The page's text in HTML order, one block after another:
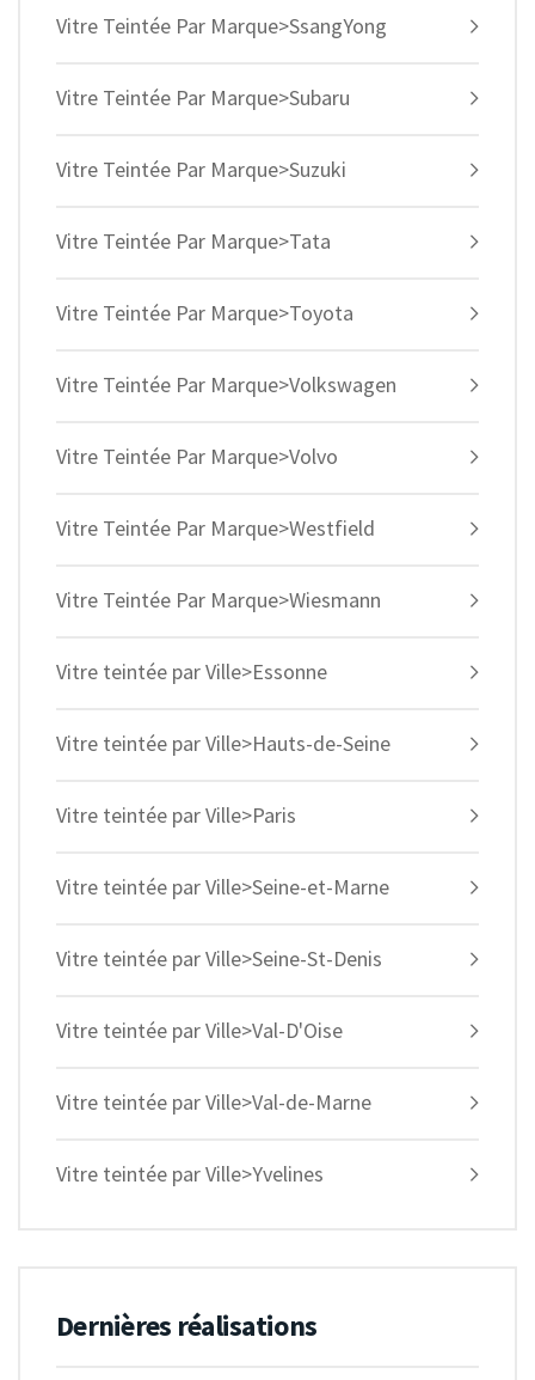
Vitre Teintée Par Marque>SsangYong
Vitre Teintée Par Marque>Subaru
Vitre Teintée Par Marque>Suzuki
Vitre Teintée Par Marque>Tata
Vitre Teintée Par Marque>Toyota
Vitre Teintée Par Marque>Volkswagen
Vitre Teintée Par Marque>Volvo
Vitre Teintée Par Marque>Westfield
Vitre Teintée Par Marque>Wiesmann
Vitre teintée par Ville>Essonne
Vitre teintée par Ville>Hauts-de-Seine
Vitre teintée par Ville>Paris
Vitre teintée par Ville>Seine-et-Marne
Vitre teintée par Ville>Seine-St-Denis
Vitre teintée par Ville>Val-D'Oise
Vitre teintée par Ville>Val-de-Marne
Vitre teintée par Ville>Yvelines
Dernières réalisations